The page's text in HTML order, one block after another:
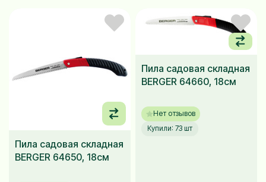
Пила садовая складная
BERGER 64650, 18см
Пила садовая складная
BERGER 64660, 18см
Нет отзывов
Купили: 73 шт